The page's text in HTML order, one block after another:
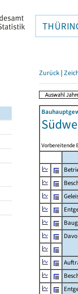
Zurück |
Vorbereitende